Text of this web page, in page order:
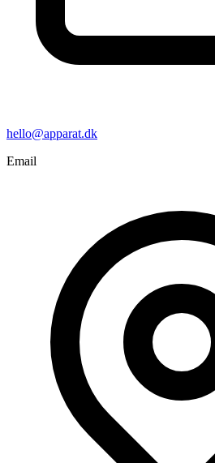
hello@apparat.dk
Email